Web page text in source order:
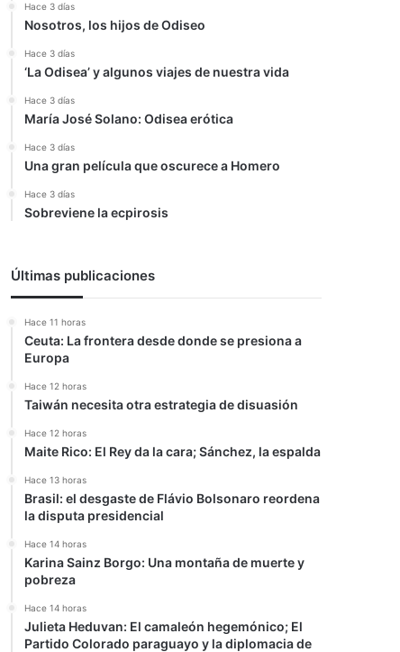
Hace 3 días
Nosotros, los hijos de Odiseo
Hace 3 días
‘La Odisea’ y algunos viajes de nuestra vida
Hace 3 días
María José Solano: Odisea erótica
Hace 3 días
Una gran película que oscurece a Homero
Hace 3 días
Sobreviene la ecpirosis
Últimas publicaciones
Hace 11 horas
Ceuta: La frontera desde donde se presiona a
Europa
Hace 12 horas
Taiwán necesita otra estrategia de disuasión
Hace 12 horas
Maite Rico: El Rey da la cara; Sánchez, la espalda
Hace 13 horas
Brasil: el desgaste de Flávio Bolsonaro reordena
la disputa presidencial
Hace 14 horas
Karina Sainz Borgo: Una montaña de muerte y
pobreza
Hace 14 horas
Julieta Heduvan: El camaleón hegemónico; El
Partido Colorado paraguayo y la diplomacia de